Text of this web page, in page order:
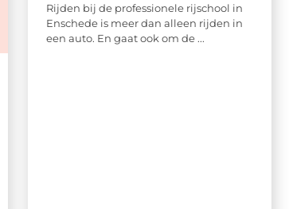
Rijden bij de professionele rijschool in
Enschede is meer dan alleen rijden in
een auto. En gaat ook om de ...